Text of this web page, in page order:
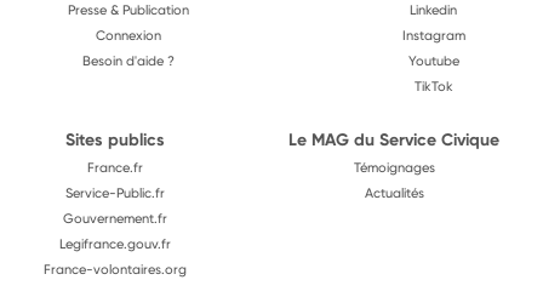
Presse & Publication
Connexion
Besoin d'aide ?
Linkedin
Instagram
Youtube
TikTok
Sites publics
France.fr
Service-Public.fr
Gouvernement.fr
Legifrance.gouv.fr
France-volontaires.org
Le MAG du Service Civique
Témoignages
Actualités